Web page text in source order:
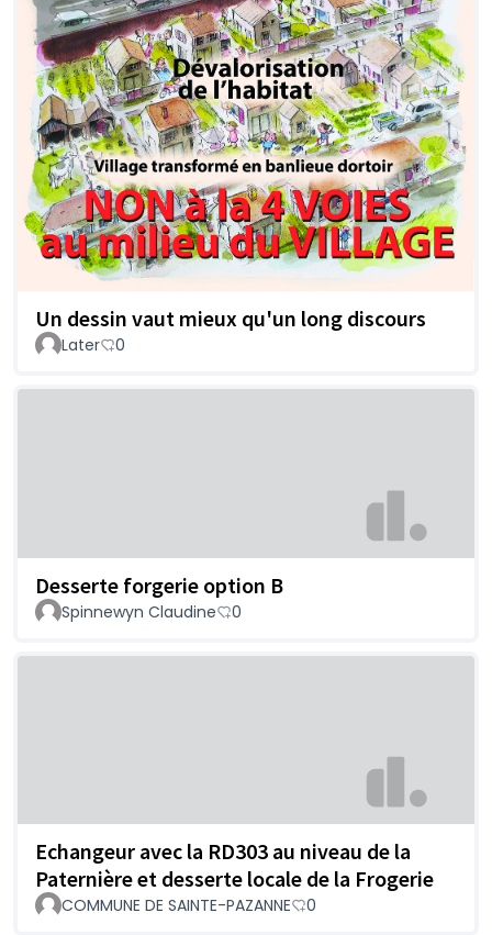
Un dessin vaut mieux qu'un long discours
Later 0
Desserte forgerie option B
Spinnewyn Claudine 0
Echangeur avec la RD303 au niveau de la
Paternière et desserte locale de la Frogerie
COMMUNE DE SAINTE-PAZANNE 0